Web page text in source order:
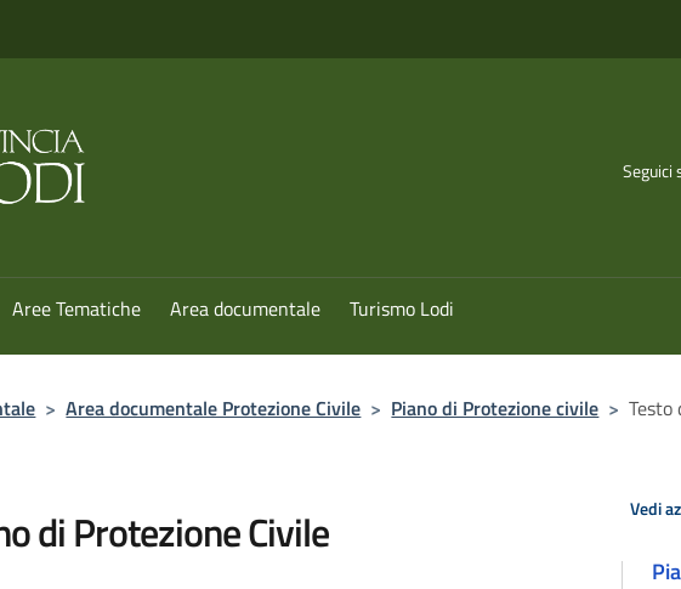
Seguici
Aree Tematiche Area documentale Turismo Lodi
> Area documentale Protezione Civile > Piano di Protezione civile > Testo
di Protezione Civile Vedi